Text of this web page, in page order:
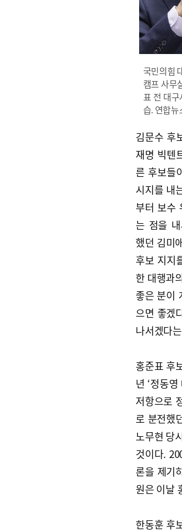
국민의힘
캠프 사무
표 전 대
습. 연합뉴
김문수 후
재명 빅텐
른 후보들
시지를 내
부터 보수
는 점을 내
했던 김미
후보 지지
한 대행과
좋은 분이
으면 좋겠
나서겠다
홍준표 후
년 ‘정동
저항으로
로 분전했
노무현 당
것이다.
론을 제기
원은 이날
한동훈 후